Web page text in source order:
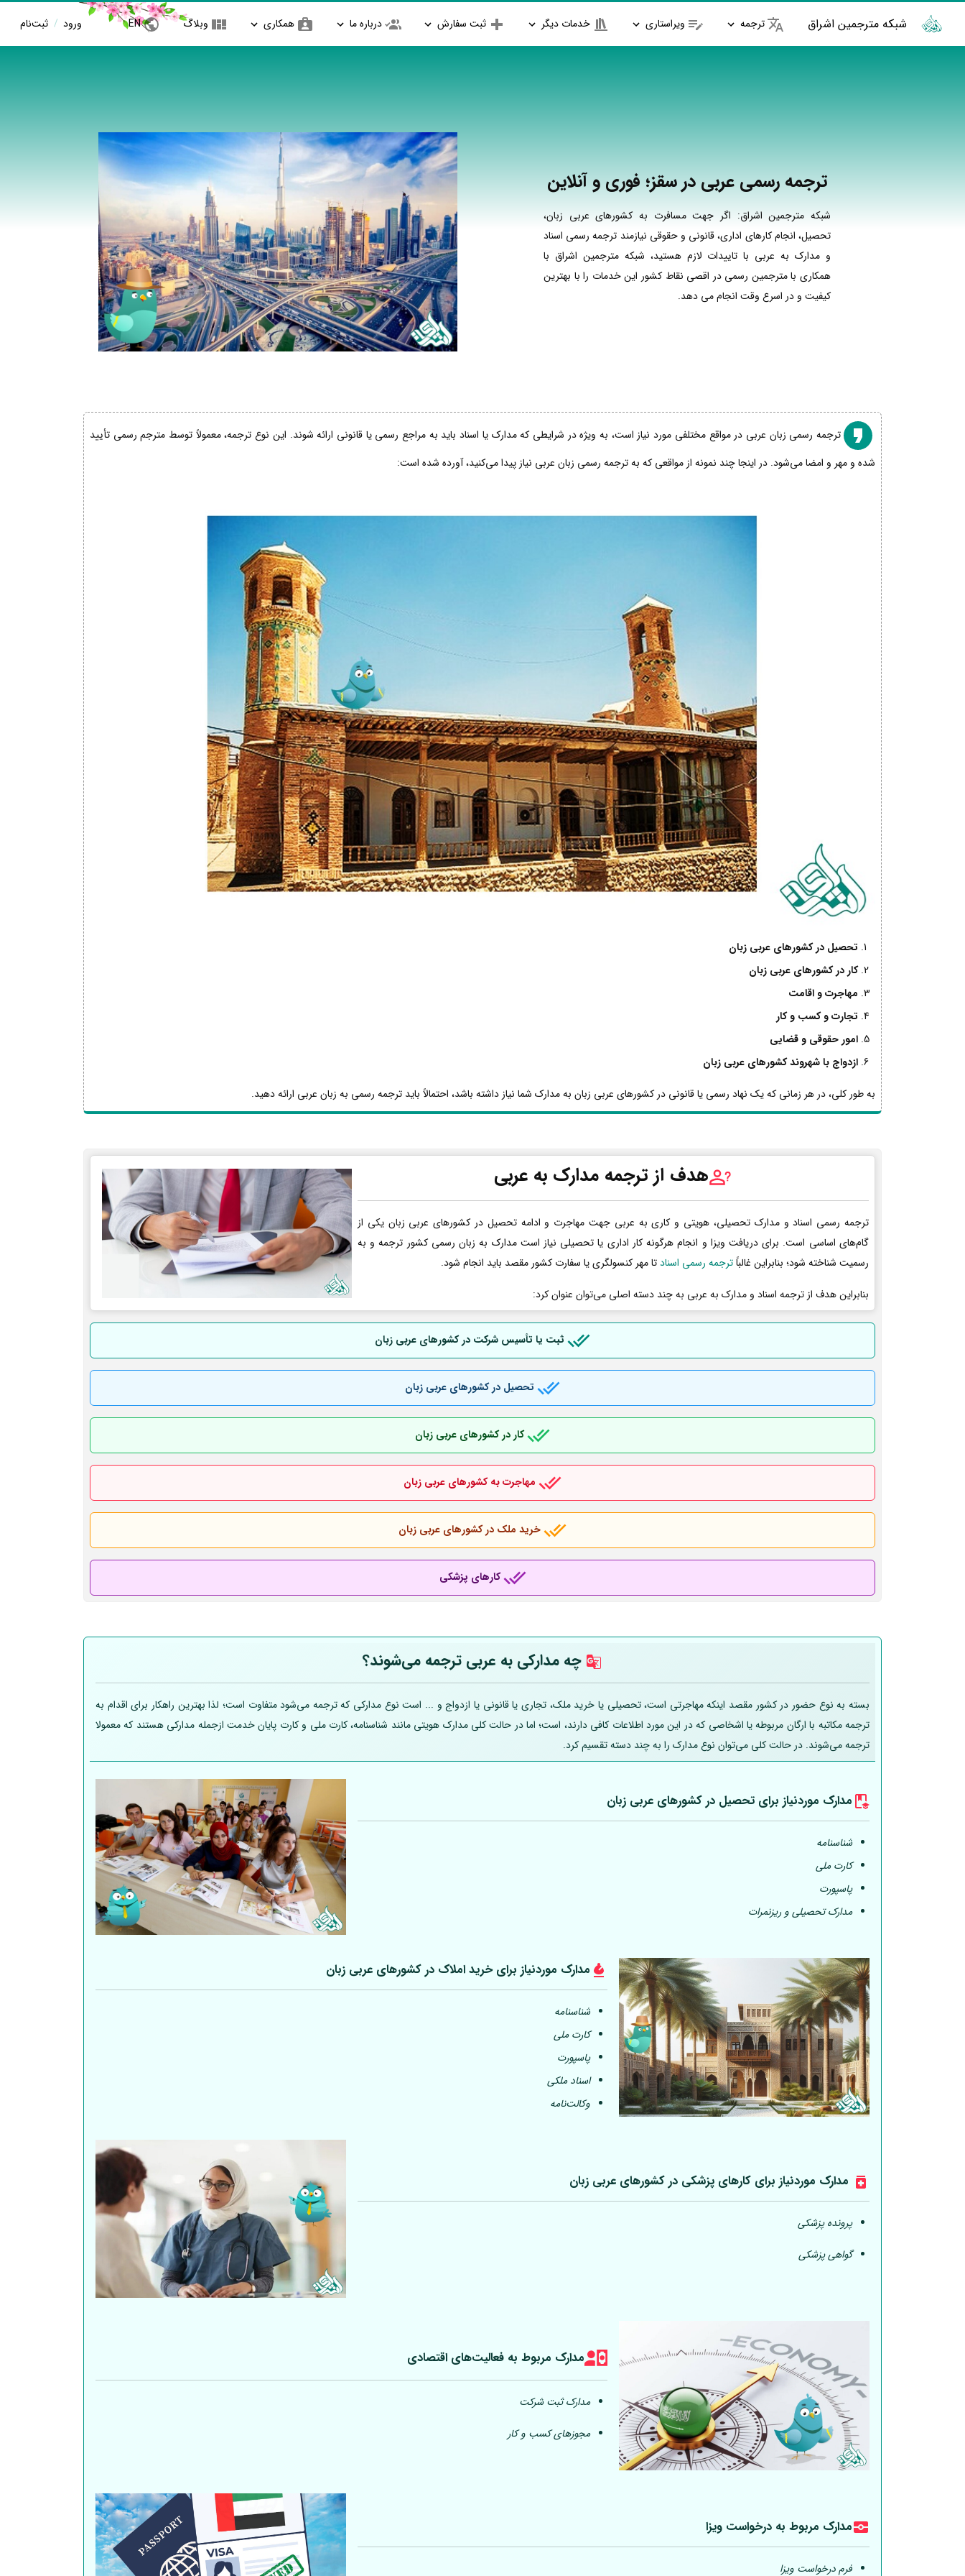
شبکه مترجمین اشراق ترجمه ویراستاری خدمات دیگر ثبت سفارش درباره ما همکاری وبلاگ EN ورود / ثبت‌نام
ترجمه رسمی عربی در سقز؛ فوری و آنلاین
شبکه مترجمین اشراق: اگر جهت مسافرت به کشورهای عربی زبان،
تحصیل، انجام کارهای اداری، قانونی و حقوقی نیازمند ترجمه رسمی اسناد
و مدارک به عربی با تاییدات لازم هستید، شبکه مترجمین اشراق با
همکاری با مترجمین رسمی در اقصی نقاط کشور این خدمات را با بهترین
کیفیت و در اسرع وقت انجام می دهد.
ترجمه رسمی زبان عربی در مواقع مختلفی مورد نیاز است، به ویژه در شرایطی که مدارک یا اسناد باید به مراجع رسمی یا قانونی ارائه شوند. این نوع ترجمه، معمولاً توسط مترجم رسمی تأیید
شده و مهر و امضا می‌شود. در اینجا چند نمونه از مواقعی که به ترجمه رسمی زبان عربی نیاز پیدا می‌کنید، آورده شده است:
تحصیل در کشورهای عربی زبان
کار در کشورهای عربی زبان
مهاجرت و اقامت
تجارت و کسب و کار
امور حقوقی و قضایی
ازدواج با شهروند کشورهای عربی زبان
به طور کلی، در هر زمانی که یک نهاد رسمی یا قانونی در کشورهای عربی زبان به مدارک شما نیاز داشته باشد، احتمالاً باید ترجمه رسمی به زبان عربی ارائه دهید.
هدف از ترجمه مدارک به عربی
ترجمه رسمی اسناد و مدارک تحصیلی، هویتی و کاری به عربی جهت مهاجرت و ادامه تحصیل در کشورهای عربی زبان یکی از
گام‌های اساسی است. برای دریافت ویزا و انجام هرگونه کار اداری یا تحصیلی نیاز است مدارک به زبان رسمی کشور ترجمه و به
رسمیت شناخته شود؛ بنابراین غالباًترجمه رسمی اسنادتا مهر کنسولگری یا سفارت کشور مقصد باید انجام شود.
بنابراین هدف از ترجمه اسناد و مدارک به عربی به چند دسته اصلی می‌توان عنوان کرد:
ثبت یا تأسیس شرکت در کشورهای عربی زبان
تحصیل در کشورهای عربی زبان
کار در کشورهای عربی زبان
مهاجرت به کشورهای عربی زبان
خرید ملک در کشورهای عربی زبان
کارهای پزشکی
چه مدارکی به عربی ترجمه می‌شوند؟
بسته به نوع حضور در کشور مقصد اینکه مهاجرتی است، تحصیلی یا خرید ملک، تجاری یا قانونی یا ازدواج و ... است نوع مدارکی که ترجمه می‌شود متفاوت است؛ لذا بهترین راهکار برای اقدام به
ترجمه مکاتبه با ارگان مربوطه یا اشخاصی که در این مورد اطلاعات کافی دارند، است؛ اما در حالت کلی مدارک هویتی مانند شناسنامه، کارت ملی و کارت پایان خدمت ازجمله مدارکی هستند که معمولا
ترجمه می‌شوند. در حالت کلی می‌توان نوع مدارک را به چند دسته تقسیم کرد.
مدارک موردنیاز برای تحصیل در کشورهای عربی زبان
شناسنامه
کارت ملی
پاسپورت
مدارک تحصیلی و ریزنمرات
مدارک موردنیاز برای خرید املاک در کشورهای عربی زبان
شناسنامه
کارت ملی
پاسپورت
اسناد ملکی
وکالت‌نامه
مدارک موردنیاز برای کارهای پزشکی در کشورهای عربی زبان
پرونده پزشکی
گواهی پزشکی
مدارک مربوط به فعالیت‎‌های اقتصادی
مدارک ثبت شرکت
مجوزهای کسب و کار
مدارک مربوط به درخواست ویزا
فرم درخواست ویزا